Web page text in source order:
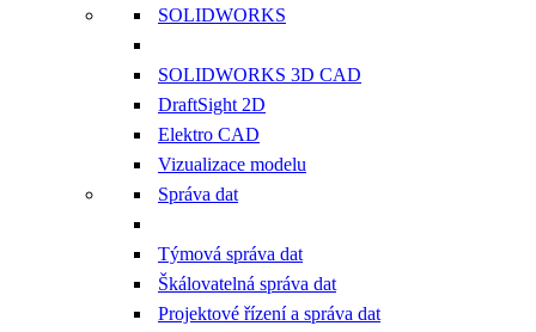
SOLIDWORKS
SOLIDWORKS 3D CAD
DraftSight 2D
Elektro CAD
Vizualizace modelu
Správa dat
Týmová správa dat
Škálovatelná správa dat
Projektové řízení a správa dat